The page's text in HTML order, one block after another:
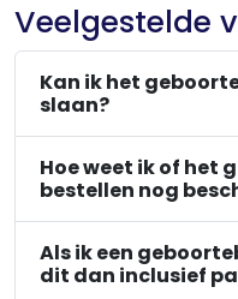
Veelgestelde
Kan ik het
slaan?
Hoe weet ik of het
bestellen nog
Als ik een
dit dan inclusief